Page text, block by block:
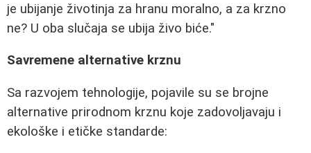
je ubijanje životinja za hranu moralno, a za krzno
ne? U oba slučaja se ubija živo biće."
Savremene alternative krznu
Sa razvojem tehnologije, pojavile su se brojne
alternative prirodnom krznu koje zadovoljavaju i
ekološke i etičke standarde: